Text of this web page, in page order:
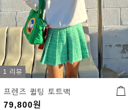
1 리뷰
프렌즈 퀼팅 토트백
79,800원